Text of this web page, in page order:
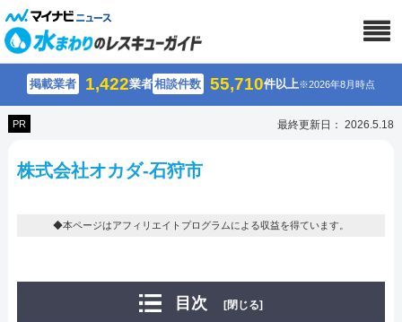
掲載業者 1,422業者相談件数 55,710件以上※2026年8月時点
PR 最終更新日： 2026.5.18
株式会社オカダ-石狩市
◆本ページはアフィリエイトプログラムによる収益を得ています。
目次 [閉じる]